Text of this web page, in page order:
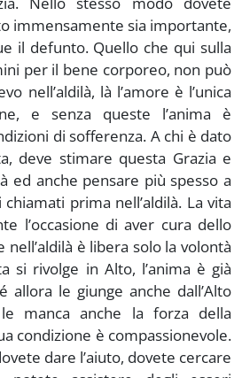
immensamente sia importante,
il defunto. Quello che qui sulla
per il bene corporeo, non può
nell’aldilà, là l’amore è l’unica
e senza queste l’anima è
di sofferenza. A chi è dato
deve stimare questa Grazia e
ed anche pensare più spesso a
prima nell’aldilà. La vita
l’occasione di aver cura dello
nell’aldilà è libera solo la volontà
si rivolge in Alto, l’anima è già
allora le giunge anche dall’Alto
manca anche la forza della
condizione è compassionevole.
dare l’aiuto, dovete cercare